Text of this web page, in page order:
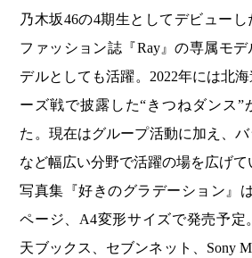
乃木坂46の4期生としてデビューし
ファッション誌『Ray』の専属モ
デルとしても活躍。2022年には北
ーズ戦で披露した“きつねダンス”
た。現在はグループ活動に加え、
など幅広い分野で活躍の場を広げて
写真集『好きのグラデーション』
ページ、A4変形サイズで発売予定
天ブックス、セブンネット、Sony